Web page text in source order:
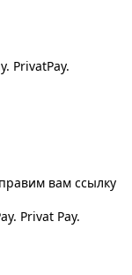
PrivatPay.
вам ссылку
Privat Pay.